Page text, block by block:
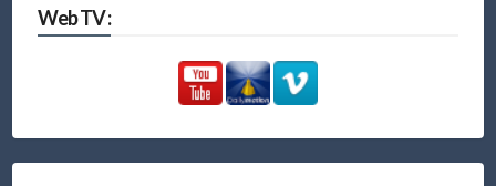
Web TV :